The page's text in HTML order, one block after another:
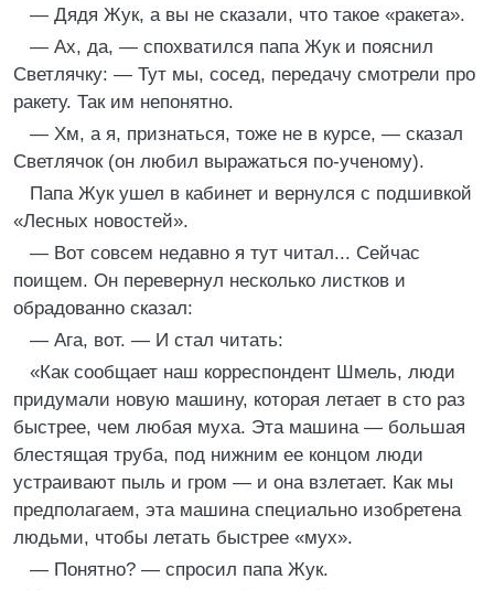
— Дядя Жук, а вы не сказали, что такое «ракета».
— Ах, да, — спохватился папа Жук и пояснил
Светлячку: — Тут мы, сосед, передачу смотрели про
ракету. Так им непонятно.
— Хм, а я, признаться, тоже не в курсе, — сказал
Светлячок (он любил выражаться по-ученому).
Папа Жук ушел в кабинет и вернулся с подшивкой
«Лесных новостей».
— Вот совсем недавно я тут читал... Сейчас
поищем. Он перевернул несколько листков и
обрадованно сказал:
— Ага, вот. — И стал читать:
«Как сообщает наш корреспондент Шмель, люди
придумали новую машину, которая летает в сто раз
быстрее, чем любая муха. Эта машина — большая
блестящая труба, под нижним ее концом люди
устраивают пыль и гром — и она взлетает. Как мы
предполагаем, эта машина специально изобретена
людьми, чтобы летать быстрее «мух».
— Понятно? — спросил папа Жук.